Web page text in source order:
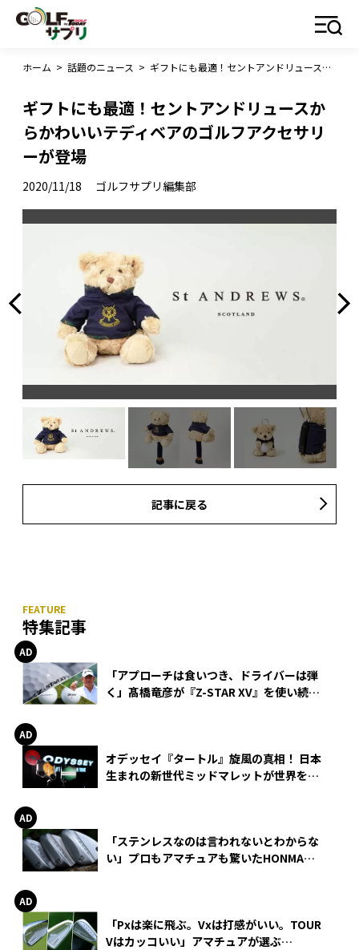
ホーム > 話題のニュース > ギフトにも最適！セントアンドリュースからかわいいテディベアのゴルフアクセサリーが登場
ギフトにも最適！セントアンドリュースか
らかわいいテディベアのゴルフアクセサリ
ーが登場
2020/11/18 ゴルフサプリ編集部
記事に戻る
特集記事
「アプローチは食いつき、ドライバーは弾
く」髙橋竜彦が『Z-STAR XV』を使い続け
オデッセイ『タートル』旋風の真相！ 日本
生まれの新世代ミッドマレットが世界を席
「ステンレスなのは言われないとわからな
い」プロもアマチュアも驚いたHONMA
「Pxは楽に飛ぶ。Vxは打感がいい。TOUR
Vはカッコいい」アマチュアが選ぶ